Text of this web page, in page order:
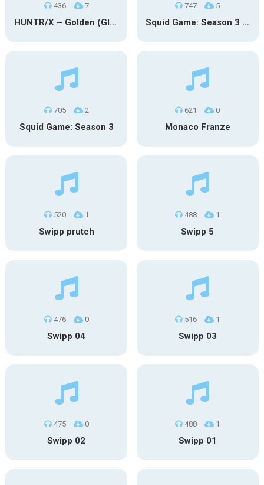
436 7
HUNTR/X – Golden (Glowin’ Version)
747 5
Squid Game: Season 3 | Final Games
705 2
Squid Game: Season 3
621 0
Monaco Franze
520 1
Swipp prutch
488 1
Swipp 5
476 0
Swipp 04
516 1
Swipp 03
475 0
Swipp 02
488 1
Swipp 01